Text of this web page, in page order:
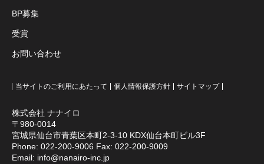
株式会社 ナナイロ
〒980-0014
宮城県仙台市青葉区本町2-3-10 KDX仙台本町ビル3F
Phone: 022-200-9006 Fax: 022-200-9009
Email: info@nanairo-inc.jp
BP募集
受賞
お問い合わせ
当サイトのご利用にあたって 個人情報保護方針 サイトマップ